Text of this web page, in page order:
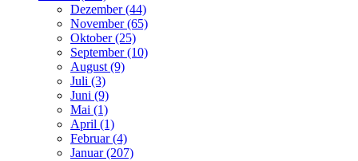
Dezember (44)
November (65)
Oktober (25)
September (10)
August (9)
Juli (3)
Juni (9)
Mai (1)
April (1)
Februar (4)
Januar (207)